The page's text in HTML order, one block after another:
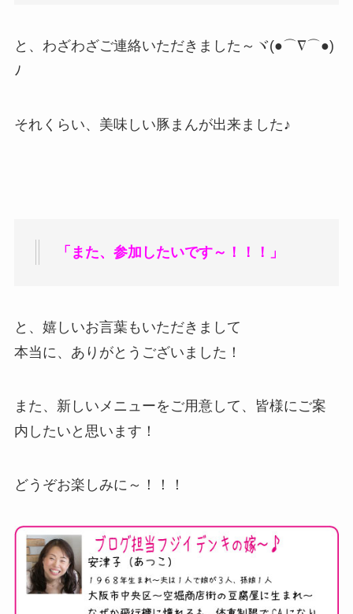
と、わざわざご連絡いただきました～ヾ(●⌒∇⌒●)
ﾉ
それくらい、美味しい豚まんが出来ました♪
「また、参加したいです～！！！」
と、嬉しいお言葉もいただきまして
本当に、ありがとうございました！
また、新しいメニューをご用意して、皆様にご案
内したいと思います！
どうぞお楽しみに～！！！